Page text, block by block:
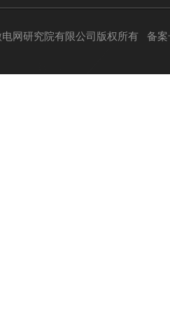
网研究院有限公司版权所有 备案